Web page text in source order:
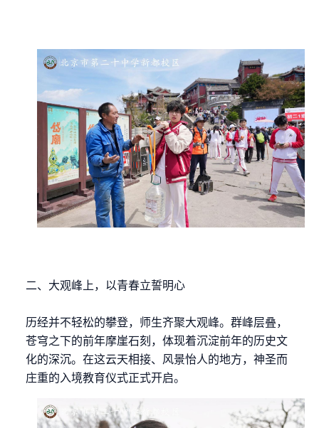
二、大观峰上，以青春立誓明心
历经并不轻松的攀登，师生齐聚大观峰。群峰层叠，
苍穹之下的前年摩崖石刻，体现着沉淀前年的历史文
化的深沉。在这云天相接、风景怡人的地方，神圣而
庄重的入境教育仪式正式开启。